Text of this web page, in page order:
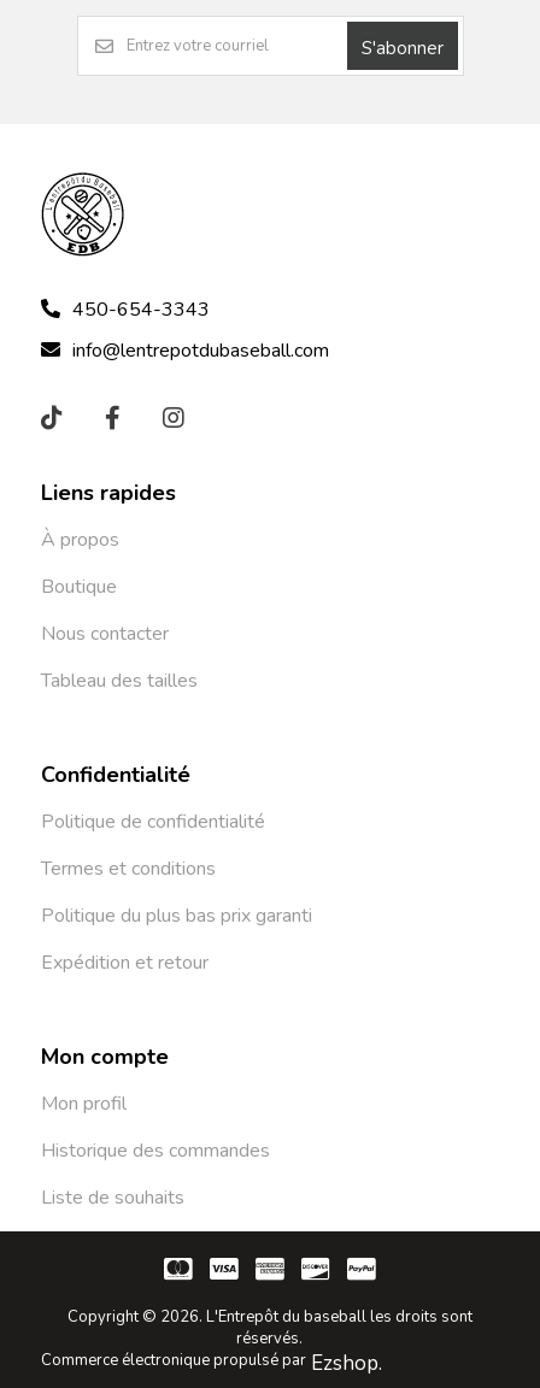
S'abonner
450-654-3343
info@lentrepotdubaseball.com
Liens rapides
À propos
Boutique
Nous contacter
Tableau des tailles
Confidentialité
Politique de confidentialité
Termes et conditions
Politique du plus bas prix garanti
Expédition et retour
Mon compte
Mon profil
Historique des commandes
Liste de souhaits
Copyright © 2026. L'Entrepôt du baseball les droits sont
réservés.
Commerce électronique propulsé par Ezshop.